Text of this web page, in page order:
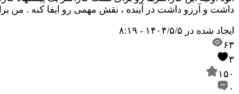
داشت و آرزو داشت در آینده ، نقش مهمی رو ایفا کنه . من
ایجاد شده در ۱۴۰۴/۵/۵ - ۸:۱۹
۶۳
۳
۱۵۰
۰